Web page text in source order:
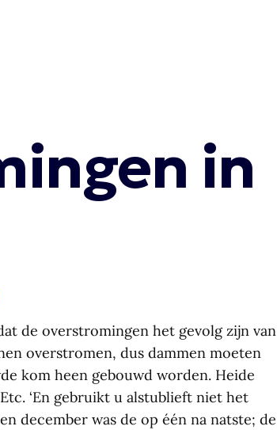
in
de overstromingen het gevolg zijn van
overstromen, dus dammen moeten
kom heen gebouwd worden. Heide
‘En gebruikt u alstublieft niet het
december was de op één na natste; de